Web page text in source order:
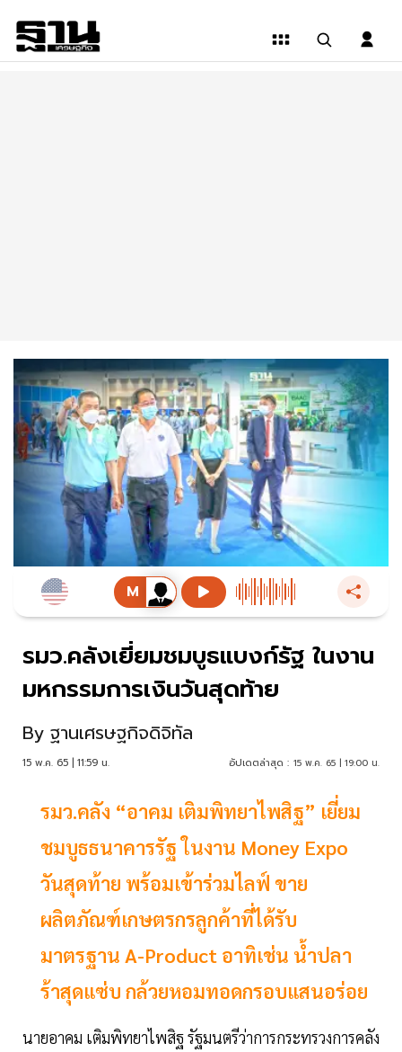
รมว.คลังเยี่ยมชมบูธแบงก์รัฐ ในงาน
มหกรรมการเงินวันสุดท้าย
By ฐานเศรษฐกิจดิจิทัล
15 พ.ค. 65 | 11:59 น. อัปเดตล่าสุด : 15 พ.ค. 65 | 19:00 น.
รมว.คลัง “อาคม เติมพิทยาไพสิฐ” เยี่ยม
ชมบูธธนาคารรัฐ ในงาน Money Expo
วันสุดท้าย พร้อมเข้าร่วมไลฟ์ ขาย
ผลิตภัณฑ์เกษตรกรลูกค้าที่ได้รับ
มาตรฐาน A-Product อาทิเช่น น้ำปลา
ร้าสุดแซ่บ กล้วยหอมทอดกรอบแสนอร่อย
นายอาคม เติมพิทยาไพสิฐ รัฐมนตรีว่าการกระทรวงการคลัง